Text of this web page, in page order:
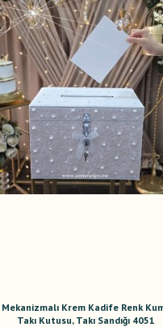
Krem Kadife Renk
Takı Kutusu, Takı Sandığı 4051